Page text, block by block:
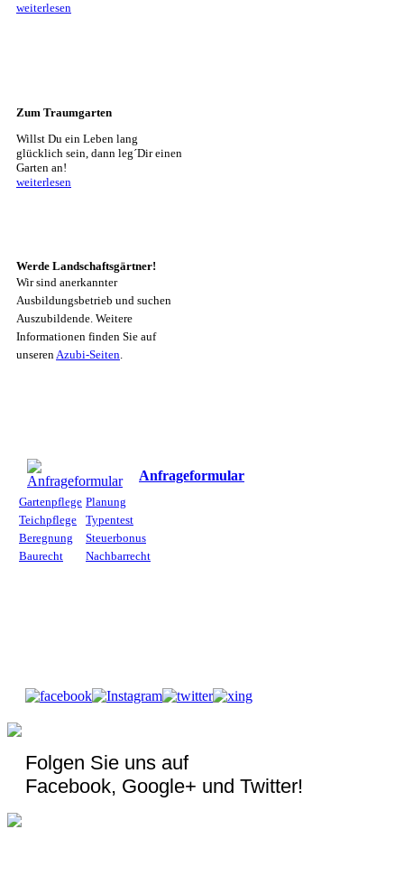
weiterlesen
Zum Traumgarten
Willst Du ein Leben lang
glücklich sein, dann leg´Dir einen
Garten an!
weiterlesen
Werde Landschaftsgärtner!
Wir sind anerkannter
Ausbildungsbetrieb und suchen
Auszubildende. Weitere
Informationen finden Sie auf
unseren Azubi-Seiten
Anfrageformular
Gartenpflege Planung
Teichpflege
Typentest
Beregnung
Steuerbonus
Baurecht
Nachbarrecht
Folgen Sie uns auf
Facebook, Google+ und Twitter!